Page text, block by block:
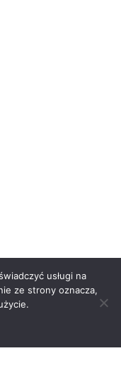
usługi na
ze strony oznacza,